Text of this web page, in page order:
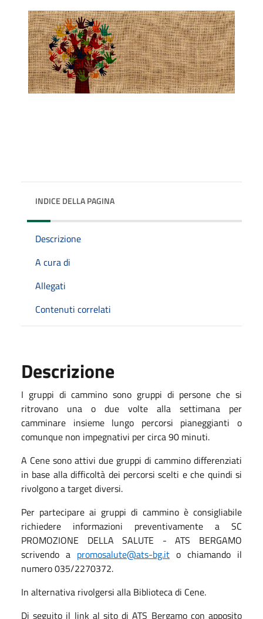
INDICE DELLA PAGINA
Descrizione
A cura di
Allegati
Contenuti correlati
Descrizione
I gruppi di cammino sono gruppi di persone che si
ritrovano una o due volte alla settimana per
camminare insieme lungo percorsi pianeggianti o
comunque non impegnativi per circa 90 minuti.
A Cene sono attivi due gruppi di cammino differenziati
in base alla difficoltà dei percorsi scelti e che quindi si
rivolgono a target diversi.
Per partecipare ai gruppi di cammino è consigliabile
richiedere informazioni preventivamente a SC
PROMOZIONE DELLA SALUTE - ATS BERGAMO
scrivendo a promosalute@ats-bg.it o chiamando il
numero 035/2270372.
In alternativa rivolgersi alla Biblioteca di Cene.
Di seguito il link al sito di ATS Bergamo con apposito